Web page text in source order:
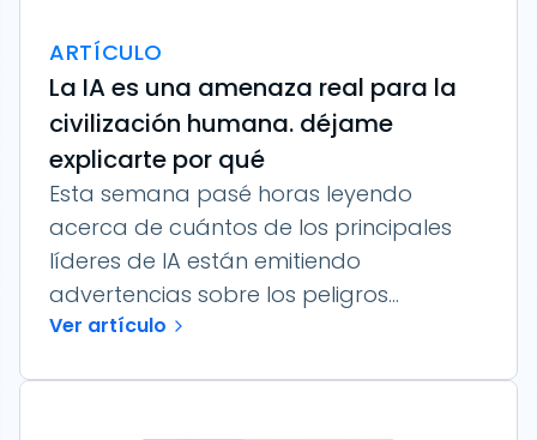
ARTÍCULO
La IA es una amenaza real para la
civilización humana. déjame
explicarte por qué
Esta semana pasé horas leyendo
acerca de cuántos de los principales
líderes de IA están emitiendo
advertencias sobre los peligros...
Ver artículo